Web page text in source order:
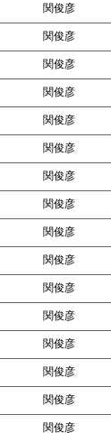
関俊彦
関俊彦
関俊彦
関俊彦
関俊彦
関俊彦
関俊彦
関俊彦
関俊彦
関俊彦
関俊彦
関俊彦
関俊彦
関俊彦
関俊彦
関俊彦